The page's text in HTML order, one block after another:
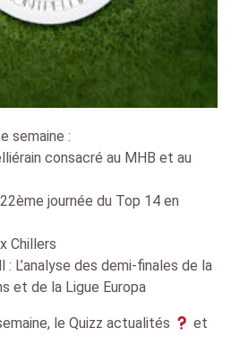
semaine :
consacré au MHB et au
journée du Top 14 en
Chillers
L’analyse des demi-finales de la
et de la Ligue Europa
le Quizz actualités
et